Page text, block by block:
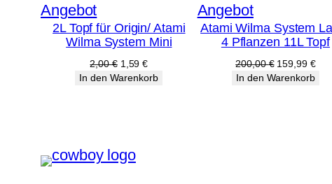
AngebotProdukt
im
Angebot
2L Topf für Origin/ Atami
Wilma System Mini
2,00€ Ursprünglicher
Preis
1,59€Aktueller
Preis
In den Warenkorb
AngebotProdukt
im
Angebot
Atami Wilma System
4 Pflanzen 11L Topf
200,00€
Preis
159,99 €
Preis
In den Warenkorb